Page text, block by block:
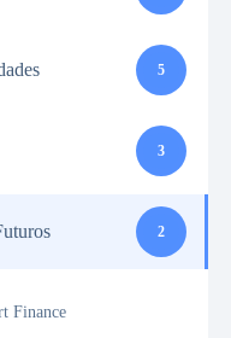
5
3
2
Finance